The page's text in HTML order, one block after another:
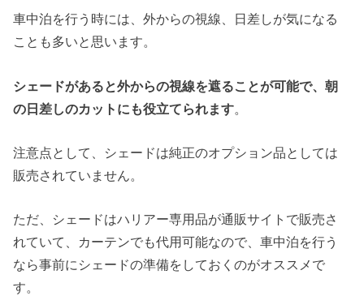
車中泊を行う時には、外からの視線、日差しが気になる
ことも多いと思います。
シェードがあると外からの視線を遮ることが可能で、朝
の日差しのカットにも役立てられます。
注意点として、シェードは純正のオプション品としては
販売されていません。
ただ、シェードはハリアー専用品が通販サイトで販売さ
れていて、カーテンでも代用可能なので、車中泊を行う
なら事前にシェードの準備をしておくのがオススメで
す。